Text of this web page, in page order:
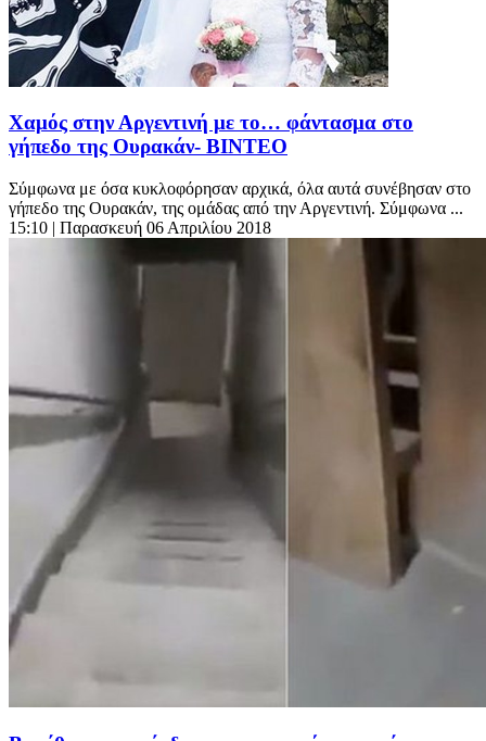
Χαμός στην Αργεντινή με το… φάντασμα στο
γήπεδο της Ουρακάν- ΒΙΝΤΕΟ
Σύμφωνα με όσα κυκλοφόρησαν αρχικά, όλα αυτά συνέβησαν στο
γήπεδο της Ουρακάν, της ομάδας από την Αργεντινή. Σύμφωνα ...
15:10 | Παρασκευή 06 Απριλίου 2018